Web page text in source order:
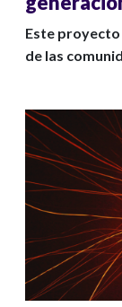
Este proyecto
de las